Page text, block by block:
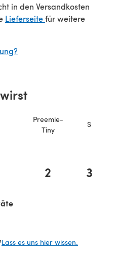
in den Versandkosten
Lieferseite(öffnet sich in
für weitere
Preemie-
Tiny
S
2 3
Lass es uns hier wissen.